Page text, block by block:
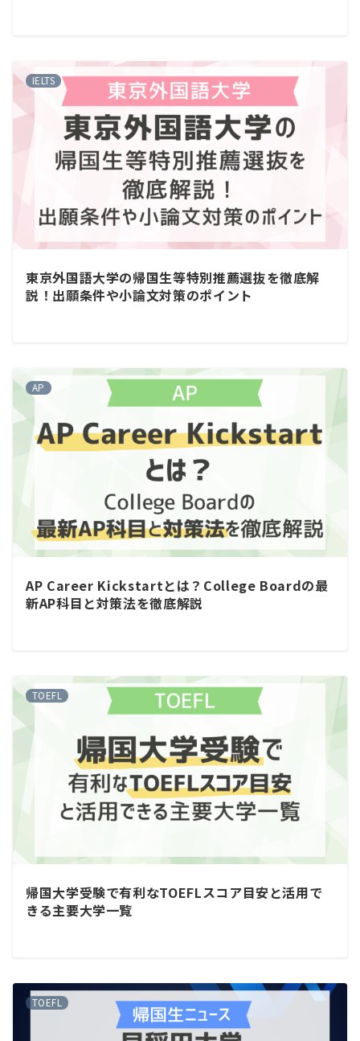
IELTS
東京外国語大学の帰国生等特別推薦選抜を徹底解
説！出願条件や小論文対策のポイント
AP
AP Career Kickstartとは？College Boardの最
新AP科目と対策法を徹底解説
TOEFL
帰国大学受験で有利なTOEFLスコア目安と活用で
きる主要大学一覧
TOEFL